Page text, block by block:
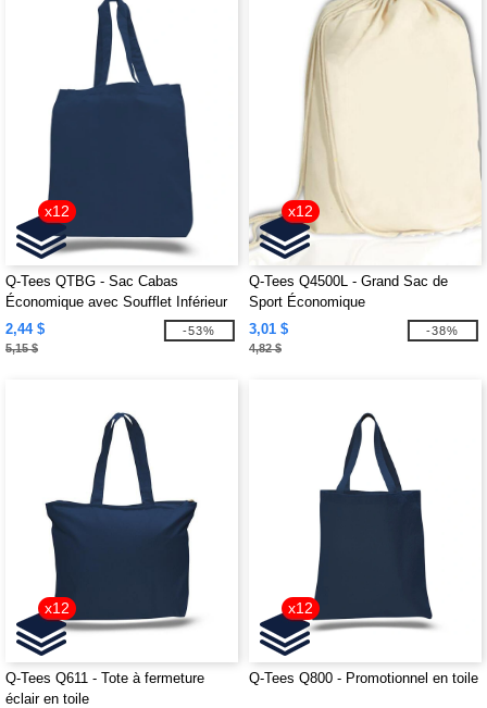
x12
Q-Tees QTBG - Sac Cabas
Économique avec Soufflet Inférieur
2,44 $
5,15 $
-53%
x12
Q-Tees Q4500L - Grand Sac de
Sport Économique
3,01 $
4,82 $
-38%
x12
Q-Tees Q611 - Tote à fermeture
éclair en toile
x12
Q-Tees Q800 - Promotionnel en toile